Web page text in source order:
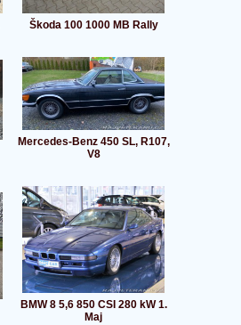
Škoda 100 1000 MB Rally
Mercedes-Benz 450 SL, R107,
V8
BMW 8 5,6 850 CSI 280 kW 1.
Maj